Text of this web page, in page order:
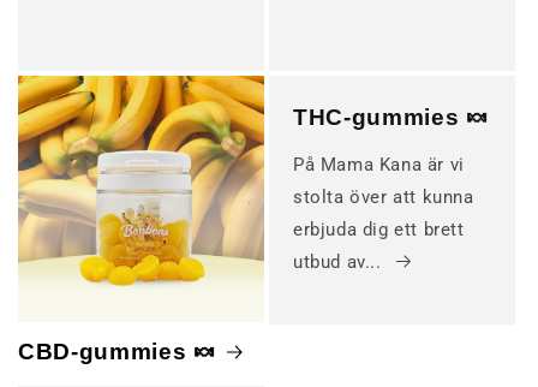
CBD-gummies 🍬
THC-gummies 🍬
På Mama Kana är vi
stolta över att kunna
erbjuda dig ett brett
utbud av...